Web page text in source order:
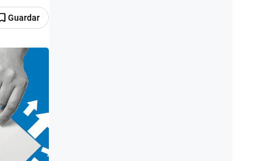
Guardar